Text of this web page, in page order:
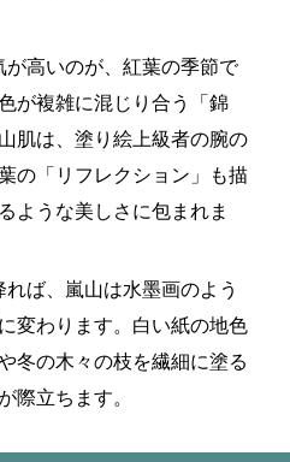
高いのが、紅葉の季節で
が複雑に混じり合う「錦
肌は、塗り絵上級者の腕の
の「リフレクション」も描
ような美しさに包まれま
ば、嵐山は水墨画のよう
変わります。白い紙の地色
冬の木々の枝を繊細に塗る
際立ちます。